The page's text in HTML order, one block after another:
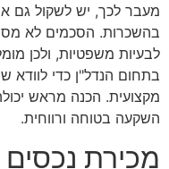
מעבר לכך, יש לשקול גם
בהשכרות. הסכמים לא
לבעיות משפטיות, ולכן
בתחום הנדל"ן כדי לוודא
מקצועית. הכנה מראש
השקעה בטוחה ורווחית.
מכירת